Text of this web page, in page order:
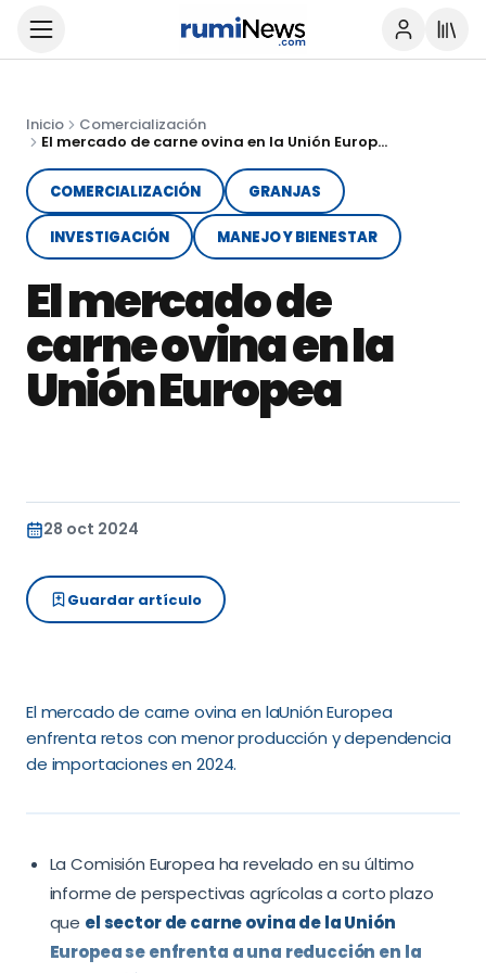
Inicio
Comercialización
El mercado de carne ovina en la Unión Europea
COMERCIALIZACIÓN GRANJAS
INVESTIGACIÓN MANEJO Y BIENESTAR
El mercado de
carne ovina en la
Unión Europea
28 oct 2024
Guardar artículo
El mercado de carne ovina en laUnión Europea
enfrenta retos con menor producción y dependencia
de importaciones en 2024.
La Comisión Europea ha revelado en su último
informe de perspectivas agrícolas a corto plazo
que el sector de carne ovina de la Unión
Europea se enfrenta a una reducción en la